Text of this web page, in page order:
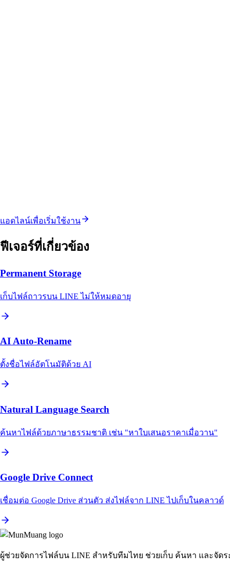
แอดไลน์เพื่อเริ่มใช้งาน
ฟีเจอร์ที่เกี่ยวข้อง
Permanent Storage
เก็บไฟล์ถาวรบน LINE ไม่ให้หมดอายุ
AI Auto-Rename
ตั้งชื่อไฟล์อัตโนมัติด้วย AI
Natural Language Search
ค้นหาไฟล์ด้วยภาษาธรรมชาติ เช่น "หาใบเสนอราคาเมื่อวาน"
Google Drive Connect
เชื่อมต่อ Google Drive ส่วนตัว ส่งไฟล์จาก LINE ไปเก็บในคลาวด์
ผู้ช่วยจัดการไฟล์บน LINE สำหรับทีมไทย ช่วยเก็บ ค้นหา และจัดร